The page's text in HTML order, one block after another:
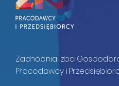
Zachodnia Izba
Pracodawcy i